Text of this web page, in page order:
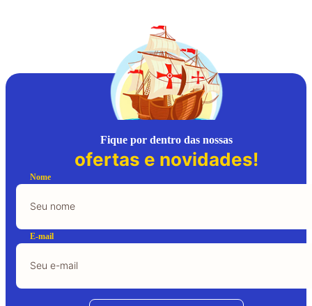
Fique por dentro das nossas
ofertas e novidades!
Nome
E-mail